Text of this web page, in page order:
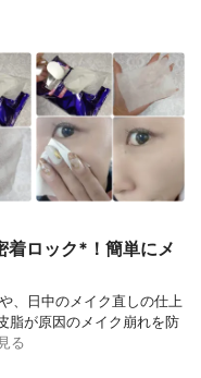
着ロック*！簡単にメ
、日中のメイク直しの仕上
脂が原因のメイク崩れを防
る